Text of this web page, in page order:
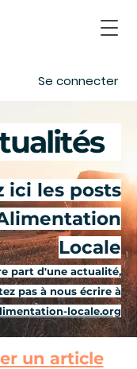
Se connecter
ici les posts
Locale
part d'une actualité,
pas à nous écrire à
locale.org
un article